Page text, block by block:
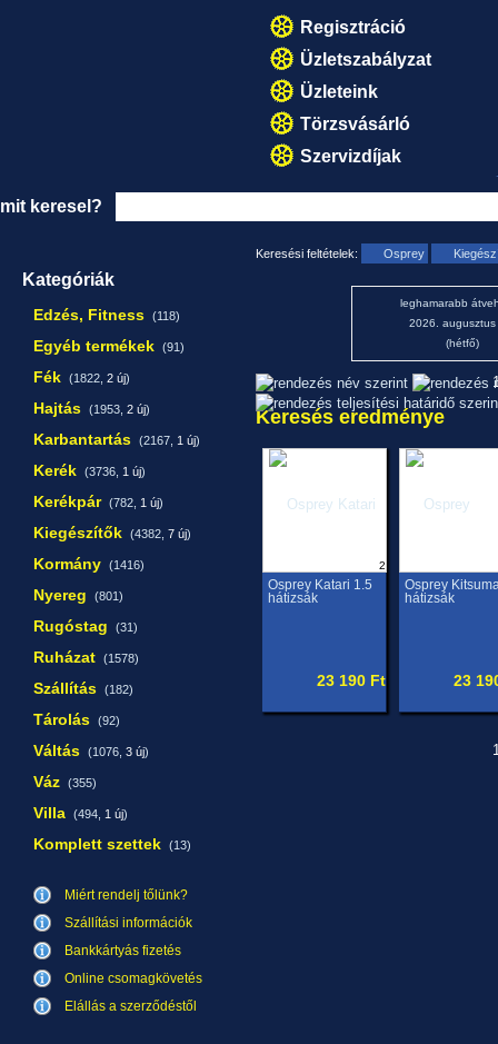
Regisztráció
Üzletszabályzat
Üzleteink
Törzsvásárló
Szervizdíjak
mit keresel?
Kategóriák
Edzés, Fitness (118)
Egyéb termékek (91)
Fék (1822, 2 új)
Hajtás (1953, 2 új)
Karbantartás (2167, 1 új)
Kerék (3736, 1 új)
Kerékpár (782, 1 új)
Kiegészítők (4382, 7 új)
Kormány (1416)
Nyereg (801)
Rugóstag (31)
Ruházat (1578)
Szállítás (182)
Tárolás (92)
Váltás (1076, 3 új)
Váz (355)
Villa (494, 1 új)
Komplett szettek (13)
Miért rendelj tőlünk?
Szállítási információk
Bankkártyás fizetés
Online csomagkövetés
Elállás a szerződéstől
Keresési feltételek: Osprey
leghamarabb
2026. augusztus
(hétfő)
Keresés eredménye
2
Osprey Katari 1.5
hátizsák
23 190 Ft
Osprey
hátizsák
23